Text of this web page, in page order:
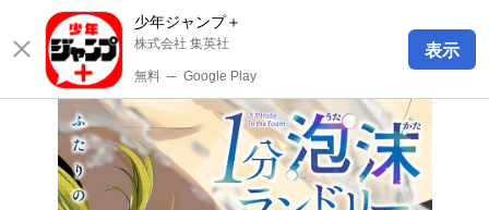
少年ジャンプ＋
株式会社 集英社
無料 ─ Google Play
表示